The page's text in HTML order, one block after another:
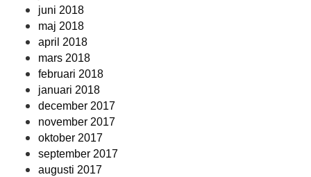
juni 2018
maj 2018
april 2018
mars 2018
februari 2018
januari 2018
december 2017
november 2017
oktober 2017
september 2017
augusti 2017